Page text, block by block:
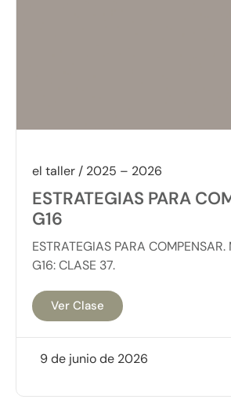
el taller / 2025 – 2026
ESTRATEGIAS PARA
G16
ESTRATEGIAS PARA
G16: CLASE 37.
Ver Clase
9 de junio de 2026